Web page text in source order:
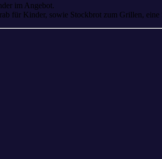
im Angebot.
für Kinder, sowie Stockbrot zum Grillen,